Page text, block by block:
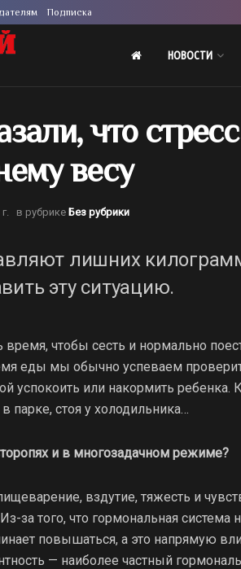
Подписка
НОВОСТИ
что
весу
в рубрике Без рубрики
лишних
эту ситуацию.
чтобы сесть и нормально
еды мы обычно успеваем
успокоить или накормить ребенка.
парке, стоя у холодильника…
и в многозадачном режиме?
вздутие, тяжесть и
того, что гормональная система
повышаться, а это напрямую
— наиболее частный